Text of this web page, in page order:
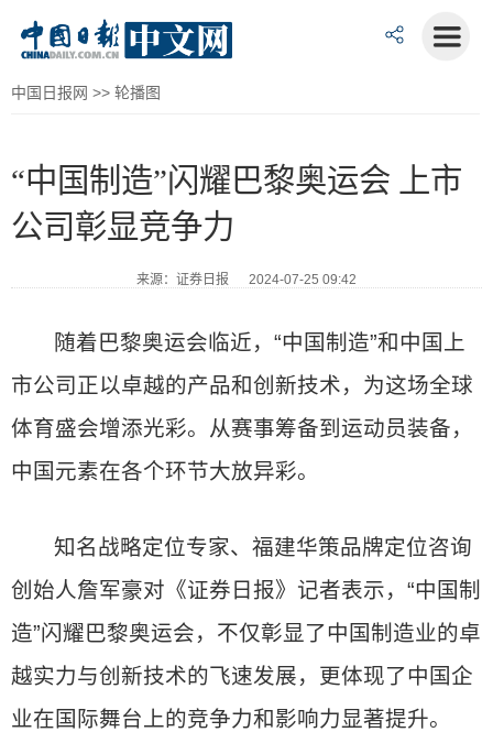
中国日报网 >> 轮播图
“中国制造”闪耀巴黎奥运会 上市
公司彰显竞争力
来源：证券日报 2024-07-25 09:42
随着巴黎奥运会临近，“中国制造”和中国上
市公司正以卓越的产品和创新技术，为这场全球
体育盛会增添光彩。从赛事筹备到运动员装备，
中国元素在各个环节大放异彩。
知名战略定位专家、福建华策品牌定位咨询
创始人詹军豪对《证券日报》记者表示，“中国制
造”闪耀巴黎奥运会，不仅彰显了中国制造业的卓
越实力与创新技术的飞速发展，更体现了中国企
业在国际舞台上的竞争力和影响力显著提升。